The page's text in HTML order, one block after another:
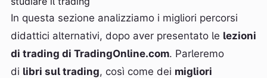
In questa sezione analizziamo i migliori percorsi
didattici alternativi, dopo aver presentato le lezioni
di trading di TradingOnline.com. Parleremo
di libri sul trading, così come dei migliori